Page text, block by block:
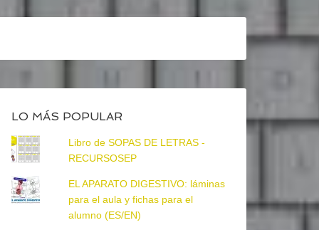
LO MÁS POPULAR
Libro de SOPAS DE LETRAS -
RECURSOSEP
EL APARATO DIGESTIVO: láminas
para el aula y fichas para el
alumno (ES/EN)